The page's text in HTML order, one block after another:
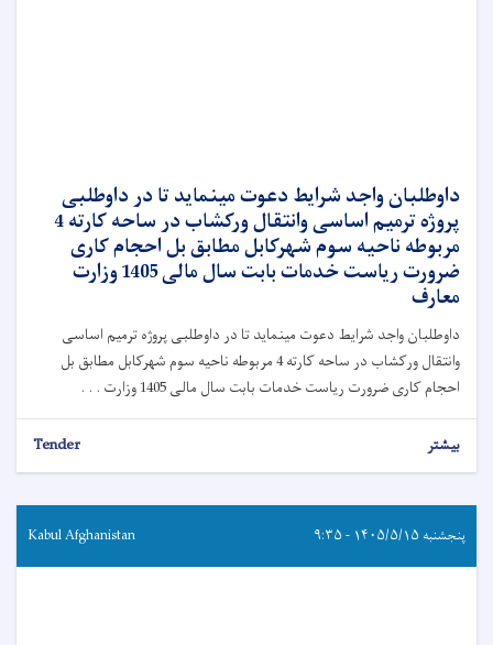
داوطلبان واجد شرایط دعوت مینماید تا در داوطلبی
پروژه ترمیم اساسی وانتقال ورکشاب در ساحه کارته 4
مربوطه ناحیه سوم شهرکابل مطابق بل احجام کاری
ضرورت ریاست خدمات بابت سال مالی 1405 وزارت
معارف
داوطلبان واجد شرایط دعوت مینماید تا در داوطلبی پروژه ترمیم اساسی
وانتقال ورکشاب در ساحه کارته 4 مربوطه ناحیه سوم شهرکابل مطابق بل
احجام کاری ضرورت ریاست خدمات بابت سال مالی 1405 وزارت . . .
بیشتر Tender
پنجشنبه ۱۴۰۵/۵/۱۵ - ۹:۳۵ Kabul Afghanistan